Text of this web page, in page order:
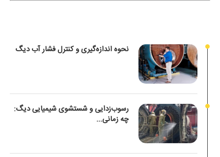
نحوه اندازه‌گیری و کنترل فشار آب دیگ
رسوب‌زدایی و شستشوی شیمیایی دیگ:
چه زمانی...